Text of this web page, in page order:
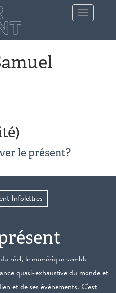
Toggle
navigation
le présent?
Infolettres
réel, le numérique semble
quasi-exhaustive du monde et
et de ses événements. C’est